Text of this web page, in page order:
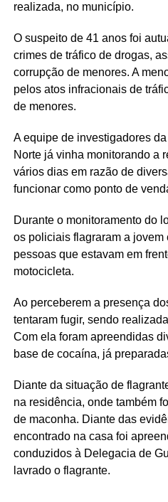
realizada, no município.
O suspeito de 41 anos foi
crimes de tráfico de drogas,
corrupção de menores. A
pelos atos infracionais de
de menores.
A equipe de investigadores
Norte já vinha monitorando a
vários dias em razão de
funcionar como ponto de
Durante o monitoramento do
os policiais flagraram a jovem
pessoas que estavam em
motocicleta.
Ao perceberem a presença
tentaram fugir, sendo
Com ela foram apreendidas
base de cocaína, já
Diante da situação de
na residência, onde também
de maconha. Diante das
encontrado na casa foi
conduzidos à Delegacia de
lavrado o flagrante.